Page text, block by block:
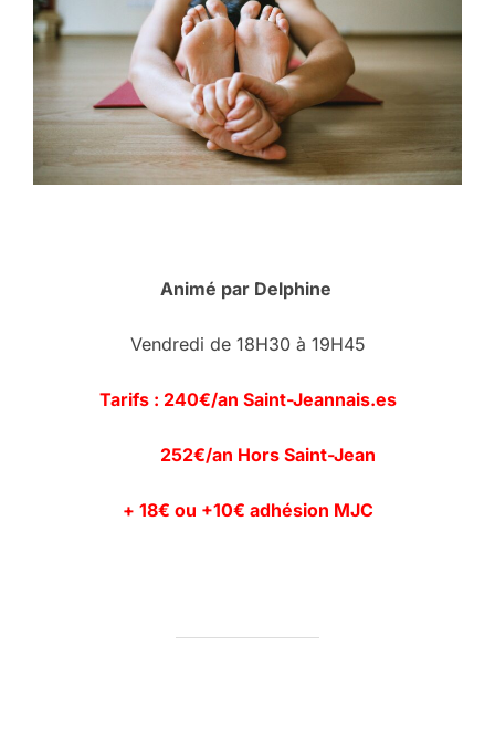
Animé par Delphine
Vendredi de 18H30 à 19H45
Tarifs : 240€/an Saint-Jeannais.es
252€/an Hors Saint-Jean
+ 18€ ou +10€ adhésion MJC